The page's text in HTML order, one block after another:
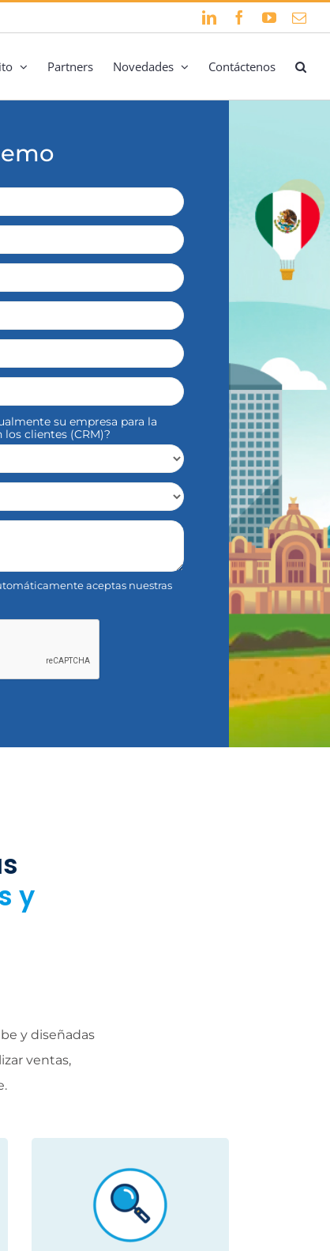
LinkedInFacebook
YouTube
Partners Novedades Contáctenos
su empresa para la
clientes (CRM)?
aceptas nuestras
y
y diseñadas
ventas,